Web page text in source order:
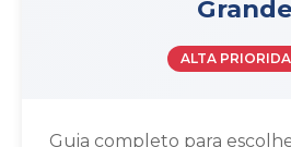
Grande
ALTA
Guia completo para